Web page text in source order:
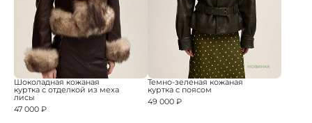
Шоколадная кожаная
куртка с отделкой из меха
лисы
47 000 ₽
НОВИНКА
Темно-зеленая кожаная
куртка с поясом
49 000 ₽